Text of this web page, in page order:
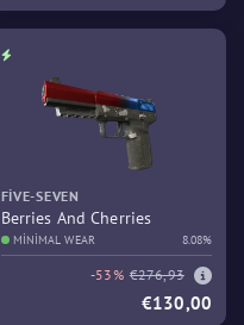
FIVE-SEVEN
Berries And Cherries
MINIMAL WEAR 8.08%
-53% €276,93
€130,00